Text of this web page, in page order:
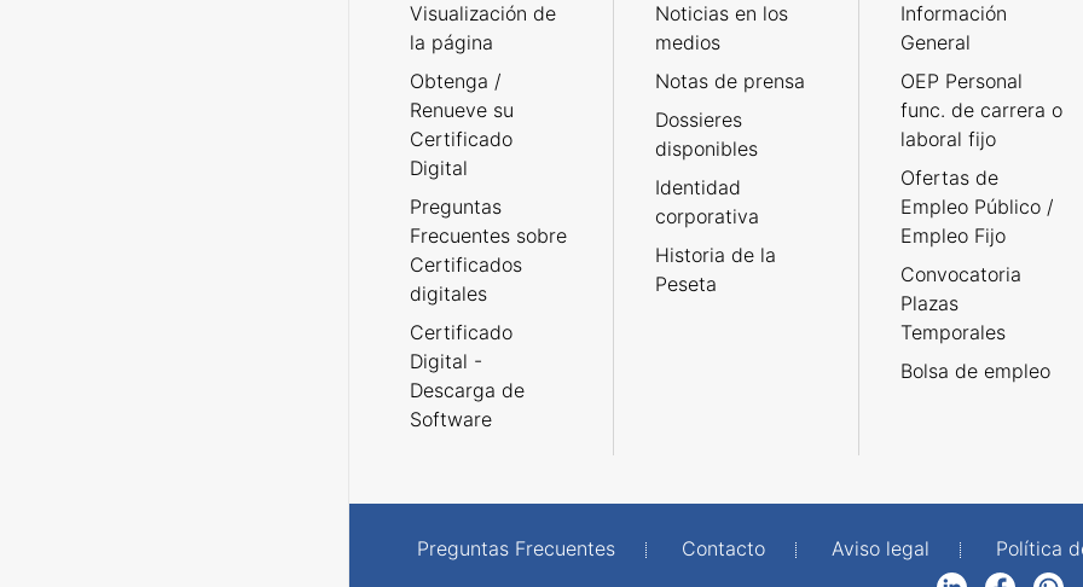
Visualización de
la página
Obtenga /
Renueve su
Certificado
Digital
Preguntas
Frecuentes sobre
Certificados
digitales
Certificado
Digital -
Descarga de
Software
Noticias en los
medios
Notas de prensa
Dossieres
disponibles
Identidad
corporativa
Historia de la
Peseta
Información
General
OEP Personal
func. de carrera o
laboral fijo
Ofertas de
Empleo Público /
Empleo Fijo
Convocatoria
Plazas
Temporales
Bolsa de empleo
Preguntas Frecuentes Contacto Aviso legal Política